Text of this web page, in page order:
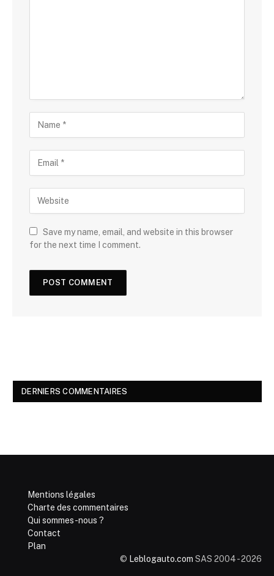
Save my name, email, and website in this browser
for the next time I comment.
DERNIERS COMMENTAIRES
Mentions légales
Charte des commentaires
Qui sommes-nous ?
Contact
Plan
© Leblogauto.com SAS 2004 - 2026